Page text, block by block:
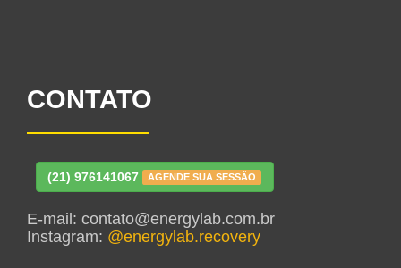
CONTATO
(21) 976141067 AGENDE SUA SESSÃO
E-mail: contato@energylab.com.br
Instagram: @energylab.recovery